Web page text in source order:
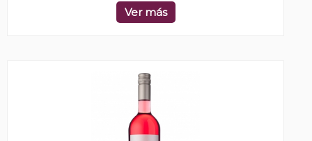
Ver más